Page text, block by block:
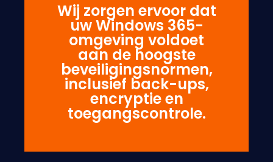
Wij zorgen ervoor dat
uw Windows 365-
omgeving voldoet
aan de hoogste
beveiligingsnormen,
inclusief back-ups,
encryptie en
toegangscontrole.